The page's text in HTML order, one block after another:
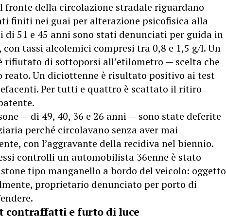
fronte della circolazione stradale riguardano
finiti nei guai per alterazione psicofisica alla
di 51 e 45 anni sono stati denunciati per guida in
tassi alcolemici compresi tra 0,8 e 1,5 g/l. Un
rifiutato di sottoporsi all’etilometro — scelta che
reato. Un diciottenne è risultato positivo ai test
Per tutti e quattro è scattato il ritiro
— di 49, 40, 36 e 26 anni — sono state deferite
perché circolavano senza aver mai
con l’aggravante della recidiva nel biennio.
controlli un automobilista 36enne è stato
tipo manganello a bordo del veicolo: oggetto
proprietario denunciato per porto di
contraffatti e furto di luce